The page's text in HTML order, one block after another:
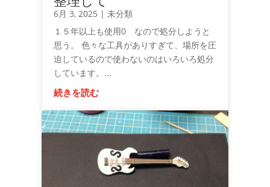
6月 3, 2025 | 未分類
１５年以上も使用0 なので処分しようと
思う。 色々な工具がありすぎて、場所を圧
迫しているので使わないのはいろいろ処分
しています。...
続きを読む